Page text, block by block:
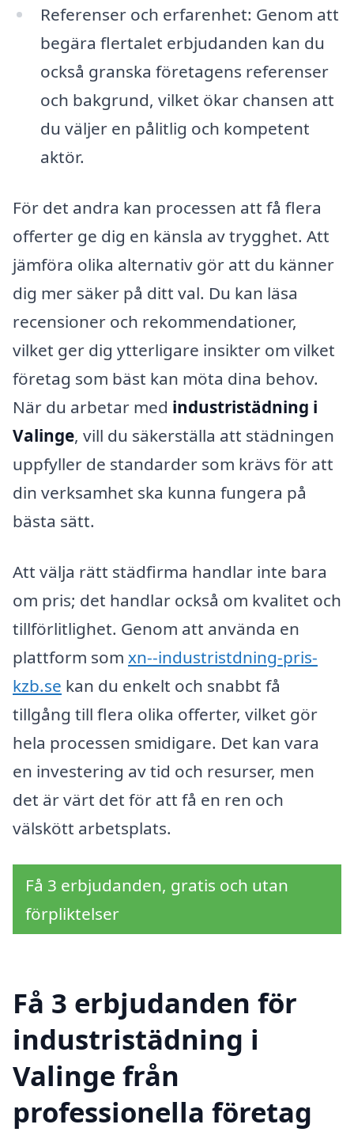
Referenser och erfarenhet: Genom att
begära flertalet erbjudanden kan du
också granska företagens referenser
och bakgrund, vilket ökar chansen att
du väljer en pålitlig och kompetent
aktör.
För det andra kan processen att få flera
offerter ge dig en känsla av trygghet. Att
jämföra olika alternativ gör att du känner
dig mer säker på ditt val. Du kan läsa
recensioner och rekommendationer,
vilket ger dig ytterligare insikter om vilket
företag som bäst kan möta dina behov.
När du arbetar med industristädning i
Valinge, vill du säkerställa att städningen
uppfyller de standarder som krävs för att
din verksamhet ska kunna fungera på
bästa sätt.
Att välja rätt städfirma handlar inte bara
om pris; det handlar också om kvalitet och
tillförlitlighet. Genom att använda en
plattform som xn--industristdning-pris-
kzb.se kan du enkelt och snabbt få
tillgång till flera olika offerter, vilket gör
hela processen smidigare. Det kan vara
en investering av tid och resurser, men
det är värt det för att få en ren och
välskött arbetsplats.
Få 3 erbjudanden, gratis och utan
förpliktelser
Få 3 erbjudanden för
industristädning i
Valinge från
professionella företag